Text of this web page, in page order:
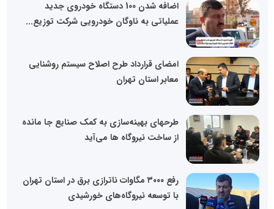
اضافه شدن 100 دستگاه خودروی جدید
عملیاتی به ناوگان خودرویی شرکت توزیع...
امضای قرارداد طرح اصلاح سیستم روشنایی
معابر استان تهران
طرحهای بهینه‌سازی به کمک صنایع جا مانده
از ساخت نیروگاه ها می‌آید
رفع ۳۰۰۰ مگاوات ناترازی برق در استان تهران
با توسعه نیروگاه‌های خورشیدی